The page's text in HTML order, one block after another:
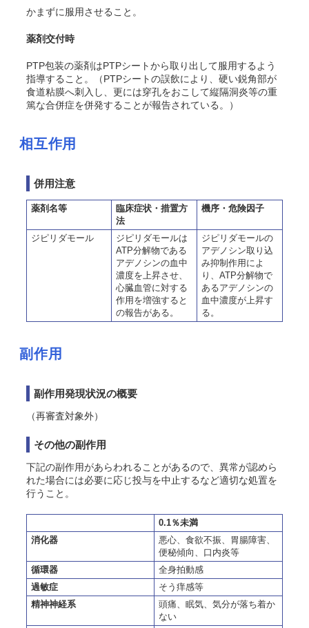
かまずに服用させること。
薬剤交付時
PTP包装の薬剤はPTPシートから取り出して服用するよう
指導すること。（PTPシートの誤飲により、硬い鋭角部が
食道粘膜へ刺入し、更には穿孔をおこして縦隔洞炎等の重
篤な合併症を併発することが報告されている。）
相互作用
併用注意
薬剤名等
臨床症状・措置方
法
機序・危険因子
ジピリダモール
ジピリダモールは
ATP分解物である
アデノシンの血中
濃度を上昇させ、
心臓血管に対する
作用を増強すると
の報告がある。
ジピリダモールの
アデノシン取り込
み抑制作用によ
り、ATP分解物で
あるアデノシンの
血中濃度が上昇す
る。
副作用
副作用発現状況の概要
（再審査対象外）
その他の副作用
下記の副作用があらわれることがあるので、異常が認めら
れた場合には必要に応じ投与を中止するなど適切な処置を
行うこと。
0.1％未満
消化器
悪心、食欲不振、胃腸障害、
便秘傾向、口内炎等
循環器
全身拍動感
過敏症
そう痒感等
精神神経系
頭痛、眠気、気分が落ち着か
ない